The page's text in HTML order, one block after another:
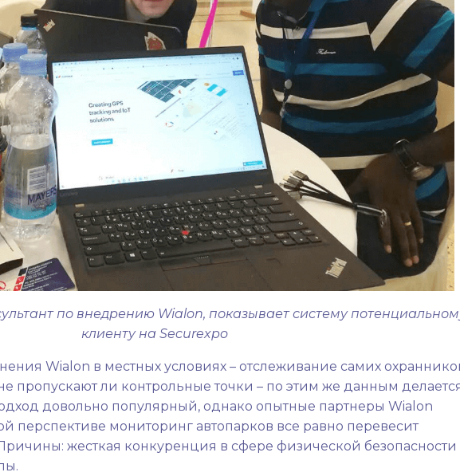
по внедрению Wialon, показывает систему
клиенту на Securexpo
Wialon в местных условиях – отслеживание самих
пропускают ли контрольные точки – по этим же данным
довольно популярный, однако опытные партнеры Wialon
перспективе мониторинг автопарков все равно перевесит
жесткая конкуренция в сфере физической безопасности